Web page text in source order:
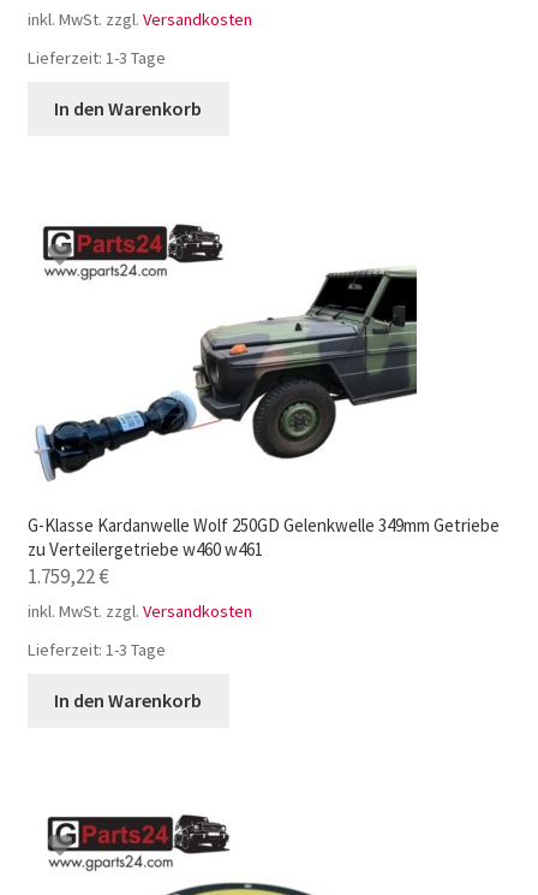
inkl. MwSt. zzgl. Versandkosten
Lieferzeit: 1-3 Tage
In den Warenkorb
G-Klasse Kardanwelle Wolf 250GD Gelenkwelle 349mm Getriebe
zu Verteilergetriebe w460 w461
1.759,22€
inkl. MwSt. zzgl. Versandkosten
Lieferzeit: 1-3 Tage
In den Warenkorb